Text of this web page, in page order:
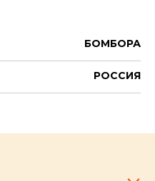
БОМБОРА
РОССИЯ